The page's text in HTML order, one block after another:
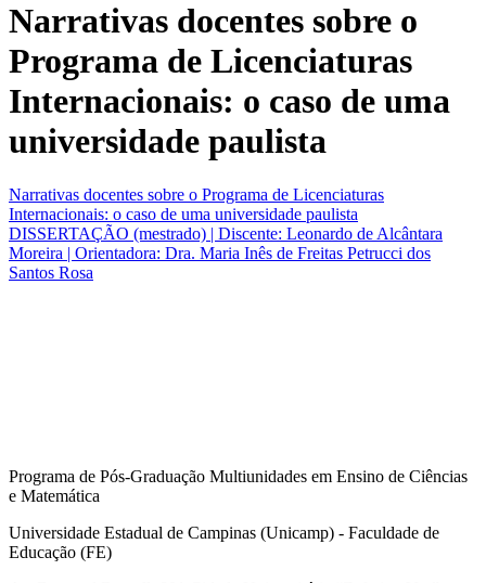
Narrativas docentes sobre o
Programa de Licenciaturas
Internacionais: o caso de uma
universidade paulista
Narrativas docentes sobre o Programa de Licenciaturas
Internacionais: o caso de uma universidade paulista
DISSERTAÇÃO (mestrado) | Discente: Leonardo de Alcântara
Moreira | Orientadora: Dra. Maria Inês de Freitas Petrucci dos
Santos Rosa
Programa de Pós-Graduação Multiunidades em Ensino de Ciências
e Matemática
Universidade Estadual de Campinas (Unicamp) - Faculdade de
Educação (FE)